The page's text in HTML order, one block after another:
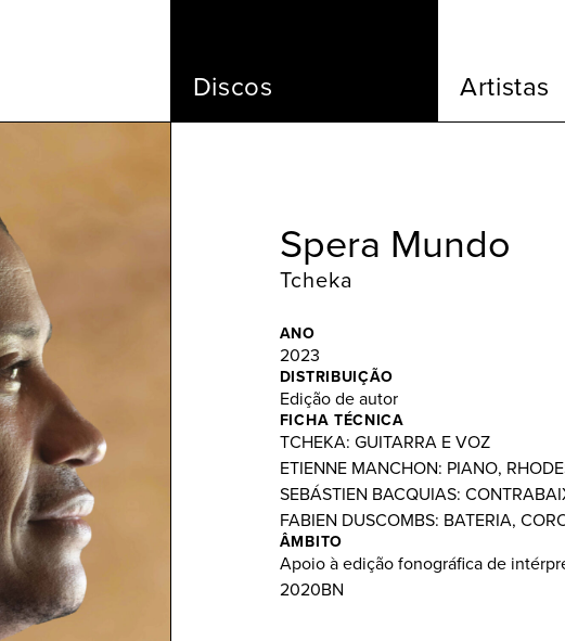
Discos Artistas
Spera Mundo
Tcheka
ANO
2023
DISTRIBUIÇÃO
Edição de autor
FICHA TÉCNICA
TCHEKA: GUITARRA E VOZ
ETIENNE MANCHON: PIANO,
SEBÁSTIEN BACQUIAS:
FABIEN DUSCOMBS: BATERIA,
ÂMBITO
Apoio à edição fonográfica de
2020BN